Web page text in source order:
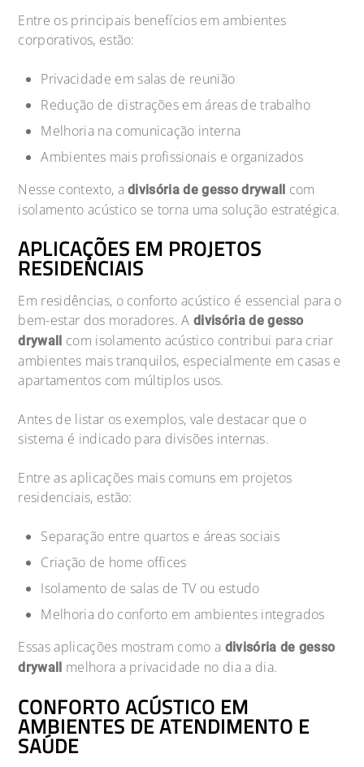
Entre os principais benefícios em ambientes
corporativos, estão:
Privacidade em salas de reunião
Redução de distrações em áreas de trabalho
Melhoria na comunicação interna
Ambientes mais profissionais e organizados
Nesse contexto, adivisória de gesso drywall com
isolamento acústico se torna uma solução estratégica.
APLICAÇÕES EM PROJETOS
RESIDENCIAIS
Em residências, o conforto acústico é essencial para o
bem-estar dos moradores. Adivisória de gesso
drywall com isolamento acústico contribui para criar
ambientes mais tranquilos, especialmente em casas e
apartamentos com múltiplos usos.
Antes de listar os exemplos, vale destacar que o
sistema é indicado para divisões internas.
Entre as aplicações mais comuns em projetos
residenciais, estão:
Separação entre quartos e áreas sociais
Criação de home offices
Isolamento de salas de TV ou estudo
Melhoria do conforto em ambientes integrados
Essas aplicações mostram como a divisória de gesso
drywall melhora a privacidade no dia a dia.
CONFORTO ACÚSTICO EM
AMBIENTES DE ATENDIMENTO E
SAÚDE